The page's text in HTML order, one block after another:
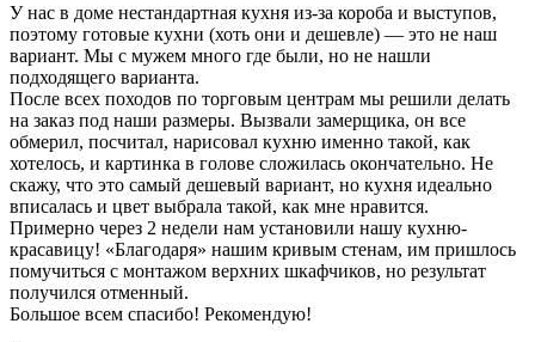
У нас в доме нестандартная кухня из-за короба и выступов,
поэтому готовые кухни (хоть они и дешевле) — это не наш
вариант. Мы с мужем много где были, но не нашли
подходящего варианта.
После всех походов по торговым центрам мы решили делать
на заказ под наши размеры. Вызвали замерщика, он все
обмерил, посчитал, нарисовал кухню именно такой, как
хотелось, и картинка в голове сложилась окончательно. Не
скажу, что это самый дешевый вариант, но кухня идеально
вписалась и цвет выбрала такой, как мне нравится.
Примерно через 2 недели нам установили нашу кухню-
красавицу! «Благодаря» нашим кривым стенам, им пришлось
помучиться с монтажом верхних шкафчиков, но результат
получился отменный.
Большое всем спасибо! Рекомендую!